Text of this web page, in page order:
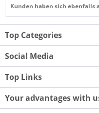
Kunden haben sich ebenfalls
Top Categories
Social Media
Top Links
Your advantages with